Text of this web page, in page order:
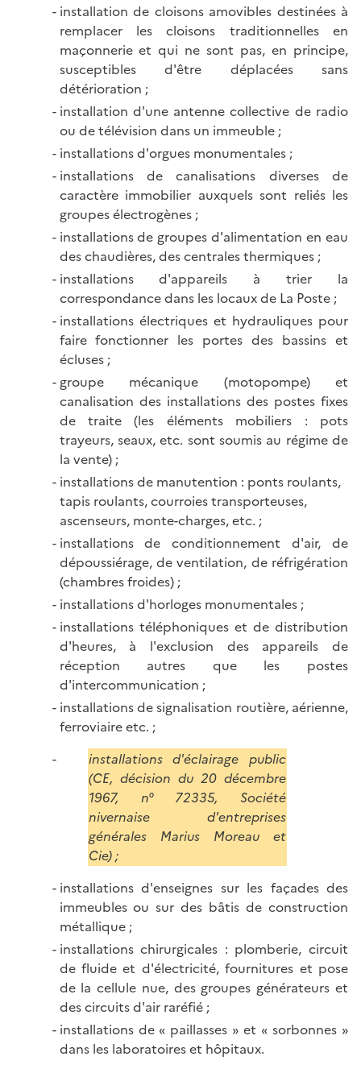
installation de cloisons amovibles destinées à
remplacer les cloisons traditionnelles en
maçonnerie et qui ne sont pas, en principe,
susceptibles d'être déplacées sans
détérioration ;
installation d'une antenne collective de radio
ou de télévision dans un immeuble ;
installations d'orgues monumentales ;
installations de canalisations diverses de
caractère immobilier auxquels sont reliés les
groupes électrogènes ;
installations de groupes d'alimentation en eau
des chaudières, des centrales thermiques ;
installations d'appareils à trier la
correspondance dans les locaux de La Poste ;
installations électriques et hydrauliques pour
faire fonctionner les portes des bassins et
écluses ;
groupe mécanique (motopompe) et
canalisation des installations des postes fixes
de traite (les éléments mobiliers : pots
trayeurs, seaux, etc. sont soumis au régime de
la vente) ;
installations de manutention : ponts roulants,
tapis roulants, courroies transporteuses,
ascenseurs, monte-charges, etc. ;
installations de conditionnement d'air, de
dépoussiérage, de ventilation, de réfrigération
(chambres froides) ;
installations d'horloges monumentales ;
installations téléphoniques et de distribution
d'heures, à l'exclusion des appareils de
réception autres que les postes
d'intercommunication ;
installations de signalisation routière, aérienne,
ferroviaire etc. ;
installations d'éclairage public
(CE, décision du 20 décembre
1967, n° 72335, Société
nivernaise d'entreprises
générales Marius Moreau et
Cie) ;
installations d'enseignes sur les façades des
immeubles ou sur des bâtis de construction
métallique ;
installations chirurgicales : plomberie, circuit
de fluide et d'électricité, fournitures et pose
de la cellule nue, des groupes générateurs et
des circuits d'air raréfié ;
installations de « paillasses » et « sorbonnes »
dans les laboratoires et hôpitaux.